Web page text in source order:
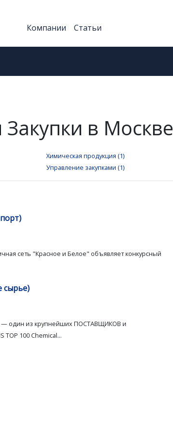
Компании Статьи
Закупки в Москве
Химическая продукция (1)
Управление закупками (1)
сеть "Красное и Белое" объявляет конкурсный
сырье)
— один из крупнейших ПОСТАВЩИКОВ и
100 Chemical...